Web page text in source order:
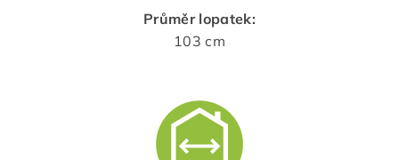
Průměr lopatek:
103 cm